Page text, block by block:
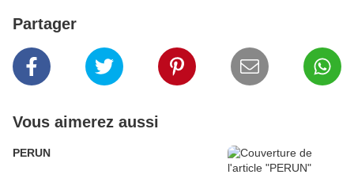
Partager
Vous aimerez aussi
PERUN